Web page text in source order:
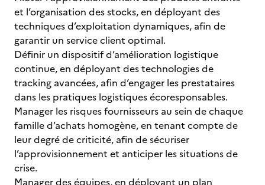
et l’organisation des stocks, en déployant des
techniques d’exploitation dynamiques, afin de
garantir un service client optimal.
Définir un dispositif d’amélioration logistique
continue, en déployant des technologies de
tracking avancées, afin d’engager les prestataires
dans les pratiques logistiques écoresponsables.
Manager les risques fournisseurs au sein de chaque
famille d’achats homogène, en tenant compte de
leur degré de criticité, afin de sécuriser
l’approvisionnement et anticiper les situations de
crise.
Manager des équipes, en déployant un plan